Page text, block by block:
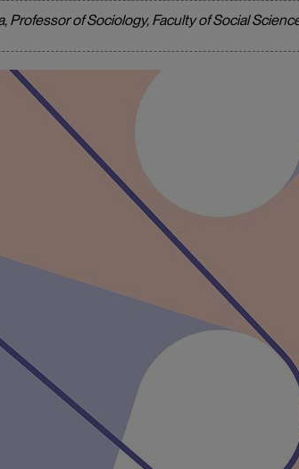
Professor of Sociology, Faculty of Social